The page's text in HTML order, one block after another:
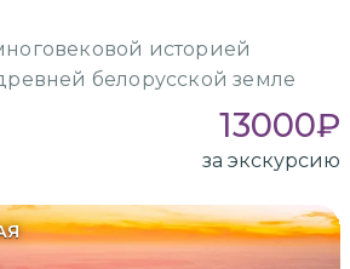
историей
белорусской земле
13000₽
за экскурсию